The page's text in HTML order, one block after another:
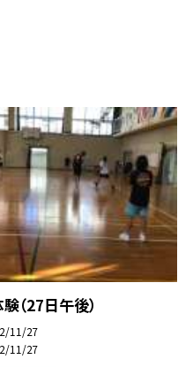
（27日午後）
11/27
11/27